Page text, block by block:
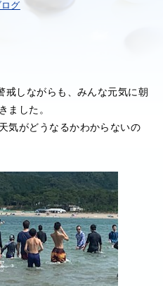
ログ
戒しながらも、みんな元気に朝
ました。
気がどうなるかわからないの